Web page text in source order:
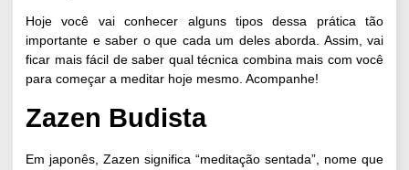
Hoje você vai conhecer alguns tipos dessa prática tão
importante e saber o que cada um deles aborda. Assim, vai
ficar mais fácil de saber qual técnica combina mais com você
para começar a meditar hoje mesmo. Acompanhe!
Zazen Budista
Em japonês, Zazen significa “meditação sentada”, nome que